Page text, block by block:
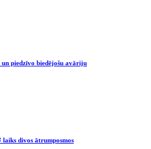
un piedzīvo biedējošu avāriju
laiks divos ātrumposmos